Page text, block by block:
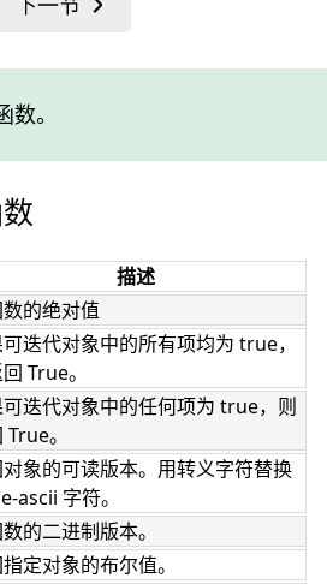
。
描述
的绝对值
迭代对象中的所有项均为 true，
True。
迭代对象中的任何项为 true，则
。
象的可读版本。用转义字符替换
ascii 字符。
的二进制版本。
定对象的布尔值。